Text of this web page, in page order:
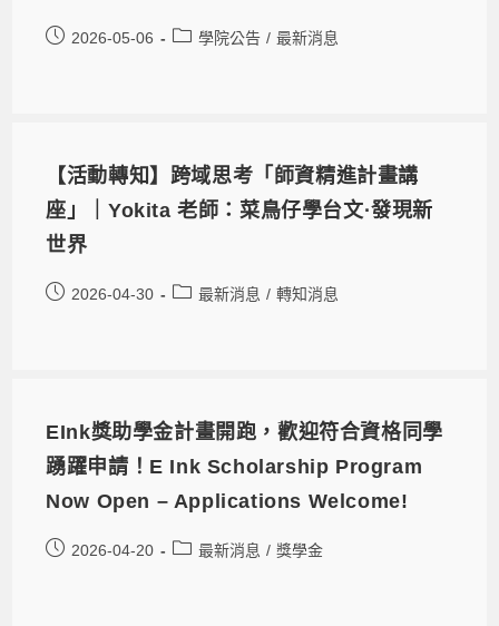
2026-05-06 學院公告 / 最新消息
【活動轉知】跨域思考「師資精進計畫講
座」｜Yokita 老師：菜鳥仔學台文·發現新
世界
2026-04-30 最新消息 / 轉知消息
EInk獎助學金計畫開跑，歡迎符合資格同學
踴躍申請！E Ink Scholarship Program
Now Open – Applications Welcome!
2026-04-20 最新消息 / 獎學金